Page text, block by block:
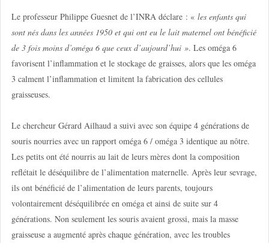
Le professeur Philippe Guesnet de l’INRA déclare : « les enfants qui
sont nés dans les années 1950 et qui ont eu le lait maternel ont bénéficié
de 3 fois moins d’oméga 6 que ceux d’aujourd’hui ». Les oméga 6
favorisent l’inflammation et le stockage de graisses, alors que les oméga
3 calment l’inflammation et limitent la fabrication des cellules
graisseuses.
Le chercheur Gérard Ailhaud a suivi avec son équipe 4 générations de
souris nourries avec un rapport oméga 6 / oméga 3 identique au nôtre.
Les petits ont été nourris au lait de leurs mères dont la composition
reflétait le déséquilibre de l’alimentation maternelle. Après leur sevrage,
ils ont bénéficié de l’alimentation de leurs parents, toujours
volontairement déséquilibrée en oméga et ainsi de suite sur 4
générations. Non seulement les souris avaient grossi, mais la masse
graisseuse a augmenté après chaque génération, avec les troubles